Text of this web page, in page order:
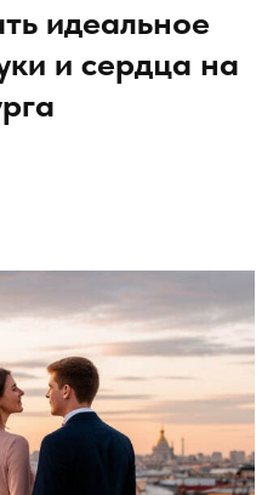
идеальное
и сердца на